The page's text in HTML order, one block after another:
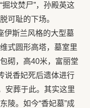
坟焚尸”，孙殿英这
可耻的下场。
伊斯兰风格的大型墓
式圆形高塔，墓室里
砌，高40米，富丽堂
说香妃死后遗体进行
安葬于此。其实这里
陵。如今“香妃墓”成